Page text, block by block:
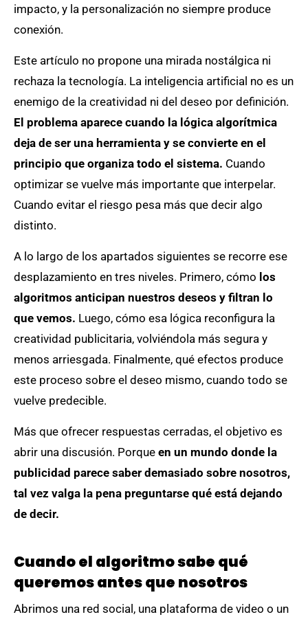
impacto, y la personalización no siempre produce
conexión.
Este artículo no propone una mirada nostálgica ni
rechaza la tecnología. La inteligencia artificial no es un
enemigo de la creatividad ni del deseo por definición.
El problema aparece cuando la lógica algorítmica
deja de ser una herramienta y se convierte en el
principio que organiza todo el sistema. Cuando
optimizar se vuelve más importante que interpelar.
Cuando evitar el riesgo pesa más que decir algo
distinto.
A lo largo de los apartados siguientes se recorre ese
desplazamiento en tres niveles. Primero, cómo los
algoritmos anticipan nuestros deseos y filtran lo
que vemos. Luego, cómo esa lógica reconfigura la
creatividad publicitaria, volviéndola más segura y
menos arriesgada. Finalmente, qué efectos produce
este proceso sobre el deseo mismo, cuando todo se
vuelve predecible.
Más que ofrecer respuestas cerradas, el objetivo es
abrir una discusión. Porque en un mundo donde la
publicidad parece saber demasiado sobre nosotros,
tal vez valga la pena preguntarse qué está dejando
de decir.
Cuando el algoritmo sabe qué
queremos antes que nosotros
Abrimos una red social, una plataforma de video o un